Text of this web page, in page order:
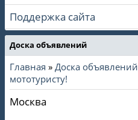
Поддержка сайта
Доска объявлений
Главная » Доска объявлений
мототуристу!
Москва